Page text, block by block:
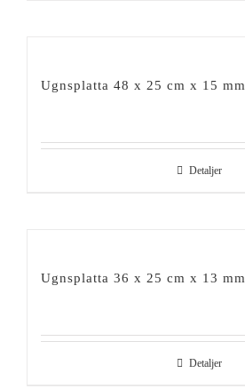
Ugnsplatta 48 x 25 cm x 15 mm
Detaljer
Ugnsplatta 36 x 25 cm x 13 mm
Detaljer